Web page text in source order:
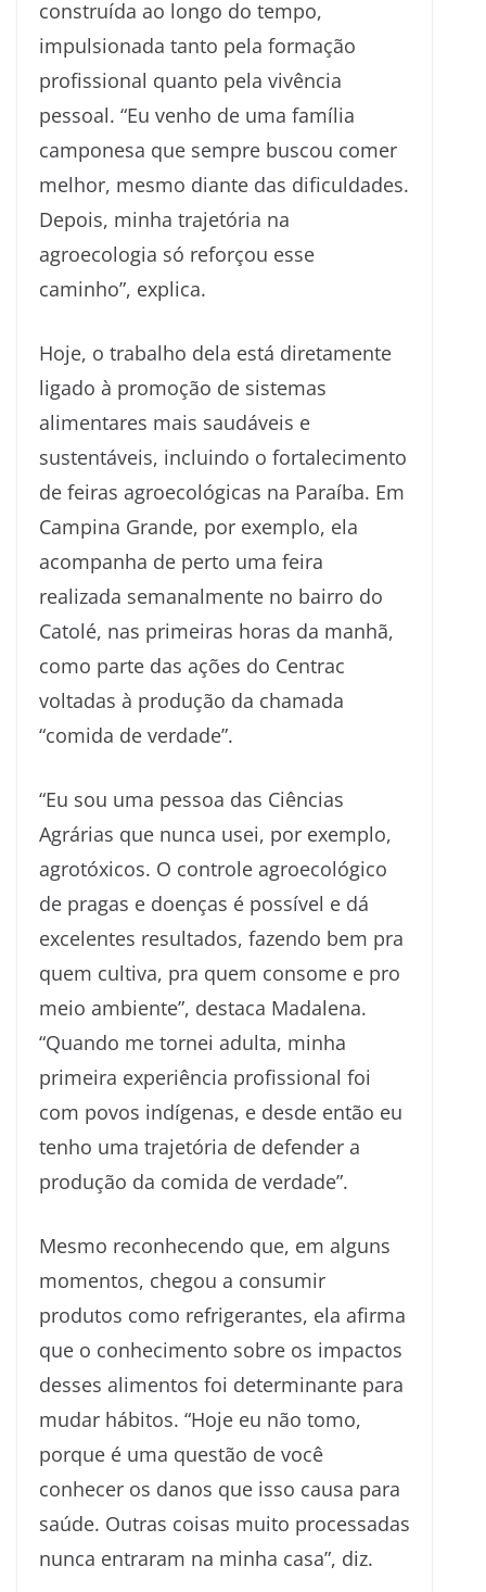
construída ao longo do tempo,
impulsionada tanto pela formação
profissional quanto pela vivência
pessoal. “Eu venho de uma família
camponesa que sempre buscou comer
melhor, mesmo diante das dificuldades.
Depois, minha trajetória na
agroecologia só reforçou esse
caminho”, explica.
Hoje, o trabalho dela está diretamente
ligado à promoção de sistemas
alimentares mais saudáveis e
sustentáveis, incluindo o fortalecimento
de feiras agroecológicas na Paraíba. Em
Campina Grande, por exemplo, ela
acompanha de perto uma feira
realizada semanalmente no bairro do
Catolé, nas primeiras horas da manhã,
como parte das ações do Centrac
voltadas à produção da chamada
“comida de verdade”.
“Eu sou uma pessoa das Ciências
Agrárias que nunca usei, por exemplo,
agrotóxicos. O controle agroecológico
de pragas e doenças é possível e dá
excelentes resultados, fazendo bem pra
quem cultiva, pra quem consome e pro
meio ambiente”, destaca Madalena.
“Quando me tornei adulta, minha
primeira experiência profissional foi
com povos indígenas, e desde então eu
tenho uma trajetória de defender a
produção da comida de verdade”.
Mesmo reconhecendo que, em alguns
momentos, chegou a consumir
produtos como refrigerantes, ela afirma
que o conhecimento sobre os impactos
desses alimentos foi determinante para
mudar hábitos. “Hoje eu não tomo,
porque é uma questão de você
conhecer os danos que isso causa para
saúde. Outras coisas muito processadas
nunca entraram na minha casa”, diz.